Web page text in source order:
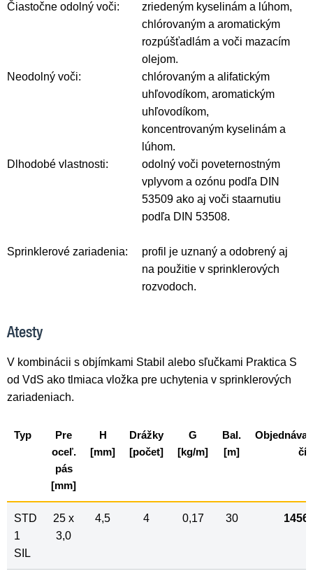
Čiastočne odolný voči:
zriedeným kyselinám a lúhom,
chlórovaným a aromatickým
rozpúšťadlám a voči mazacím
olejom.
Neodolný voči:
chlórovaným a alifatickým
uhľovodíkom, aromatickým
uhľovodíkom,
koncentrovaným kyselinám a
lúhom.
Dlhodobé vlastnosti:
odolný voči poveternostným
vplyvom a ozónu podľa DIN
53509 ako aj voči staarnutiu
podľa DIN 53508.
Sprinklerové zariadenia:
profil je uznaný a odobrený aj
na použitie v sprinklerových
rozvodoch.
Atesty
V kombinácii s objímkami Stabil alebo sľučkami Praktica S
od VdS ako tlmiaca vložka pre uchytenia v sprinklerových
zariadeniach.
Typ
Pre
oceľ.
pás
[mm]
H
[mm]
Drážky
[počet]
G
[kg/m]
Bal.
[m]
STD
1
SIL
25 x
3,0
4,5 4 0,17 30